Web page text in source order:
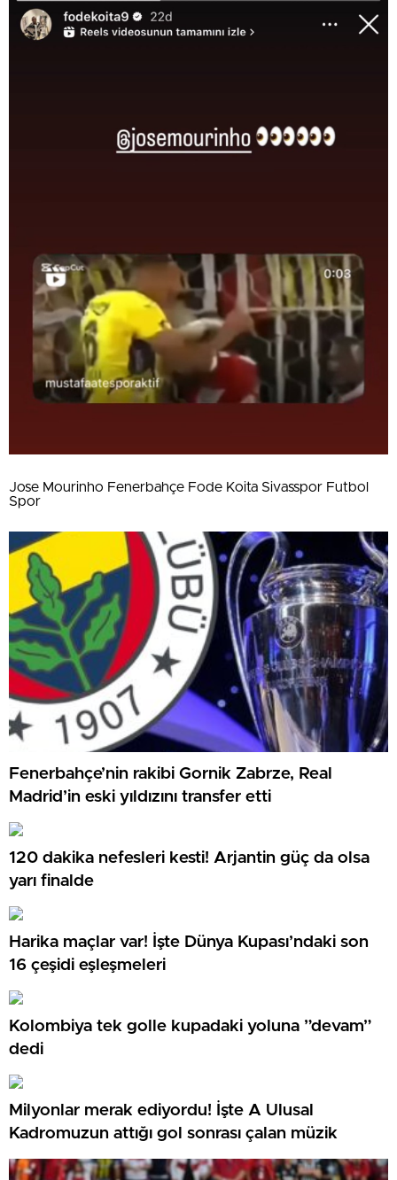
Jose Mourinho Fenerbahçe Fode Koita Sivasspor Futbol
Spor
Fenerbahçe’nin rakibi Gornik Zabrze, Real
Madrid’in eski yıldızını transfer etti
120 dakika nefesleri kesti! Arjantin güç da olsa
yarı finalde
Harika maçlar var! İşte Dünya Kupası’ndaki son
16 çeşidi eşleşmeleri
Kolombiya tek golle kupadaki yoluna ”devam”
dedi
Milyonlar merak ediyordu! İşte A Ulusal
Kadromuzun attığı gol sonrası çalan müzik